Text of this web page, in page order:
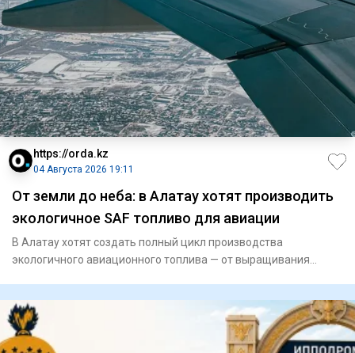
https://orda.kz
04 Августа 2026 19:11
От земли до неба: в Алатау хотят производить
экологичное SAF топливо для авиации
В Алатау хотят создать полный цикл производства
экологичного авиационного топлива — от выращивания